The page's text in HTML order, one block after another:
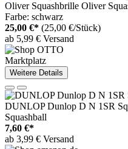
Oliver Squashbrille Oliver
Farbe: schwarz
25,00 €* (25,00 €/Stück)
ab 5,99 € Versand
Marktplatz
Weitere Details
DUNLOP Dunlop D N 1SR
Squashball
7,60 €*
ab 3,99 € Versand